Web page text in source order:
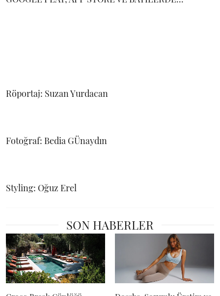
Röportaj: Suzan Yurdacan
Fotoğraf: Bedia GÜnaydın
Styling: Oğuz Erel
SON HABERLER